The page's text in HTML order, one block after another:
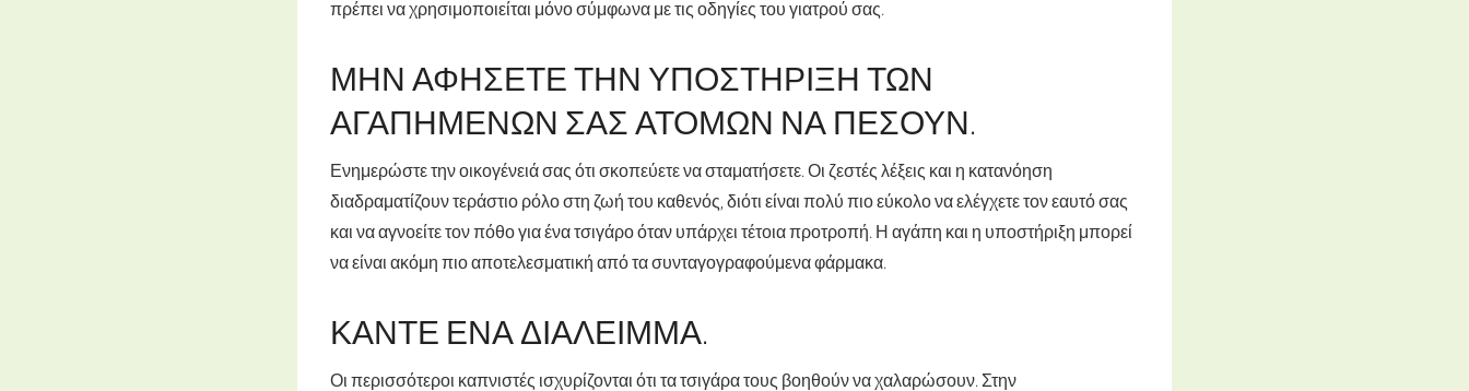
πρέπει να χρησιμοποιείται μόνο σύμφωνα με τις οδηγίες του γιατρού σας.
ΜΗΝ ΑΦΉΣΕΤΕ ΤΗΝ ΥΠΟΣΤΉΡΙΞΗ ΤΩΝ
ΑΓΑΠΗΜΈΝΩΝ ΣΑΣ ΑΤΌΜΩΝ ΝΑ ΠΈΣΟΥΝ.
Ενημερώστε την οικογένειά σας ότι σκοπεύετε να σταματήσετε. Οι ζεστές λέξεις και η κατανόηση
διαδραματίζουν τεράστιο ρόλο στη ζωή του καθενός, διότι είναι πολύ πιο εύκολο να ελέγχετε τον εαυτό σας
και να αγνοείτε τον πόθο για ένα τσιγάρο όταν υπάρχει τέτοια προτροπή. Η αγάπη και η υποστήριξη μπορεί
να είναι ακόμη πιο αποτελεσματική από τα συνταγογραφούμενα φάρμακα.
ΚΆΝΤΕ ΈΝΑ ΔΙΆΛΕΙΜΜΑ.
Οι περισσότεροι καπνιστές ισχυρίζονται ότι τα τσιγάρα τους βοηθούν να χαλαρώσουν. Στην